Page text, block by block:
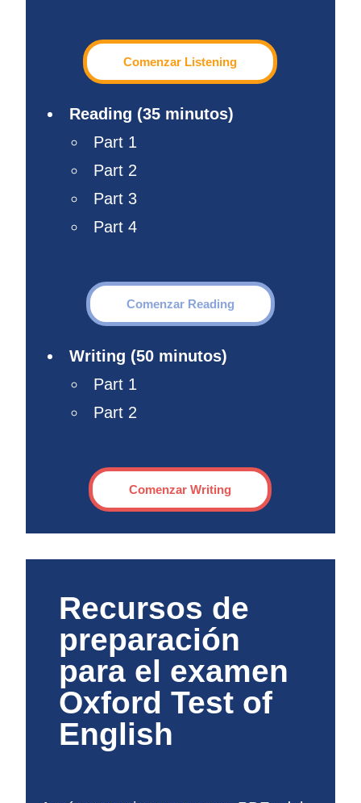
Comenzar Listening
Reading (35 minutos)
Part 1
Part 2
Part 3
Part 4
Comenzar Reading
Writing (50 minutos)
Part 1
Part 2
Comenzar Writing
Recursos de
preparación
para el examen
Oxford Test of
English